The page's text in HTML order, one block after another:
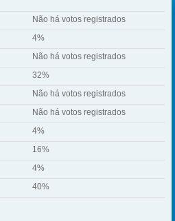
Não há votos registrados
4%
Não há votos registrados
32%
Não há votos registrados
Não há votos registrados
4%
16%
4%
40%